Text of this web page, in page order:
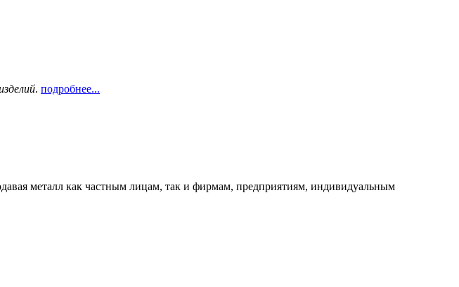
. подробнее...
металл как частным лицам, так и фирмам, предприятиям, индивидуальным